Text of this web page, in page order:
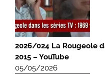
2026/024 La Rougeole
2015 – YouTube
05/05/2026